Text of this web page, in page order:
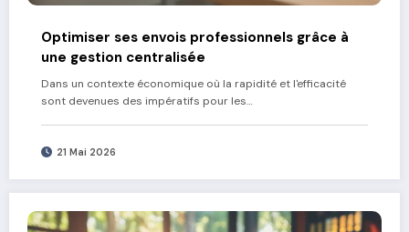
Optimiser ses envois professionnels grâce à
une gestion centralisée
Dans un contexte économique où la rapidité et l'efficacité
sont devenues des impératifs pour les…
21 Mai 2026